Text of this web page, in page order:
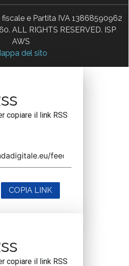
e Partita IVA 13868590962
ALL RIGHTS RESERVED. ISP
AWS
del sito
copiare il link RSS
COPIA LINK
copiare il link RSS